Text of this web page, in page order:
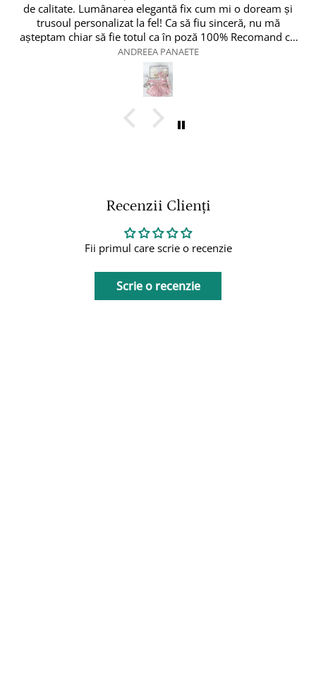
mi o doream și
sinceră, nu mă
cu
Recenzii Clienți
Fii primul care scrie o recenzie
Scrie o recenzie